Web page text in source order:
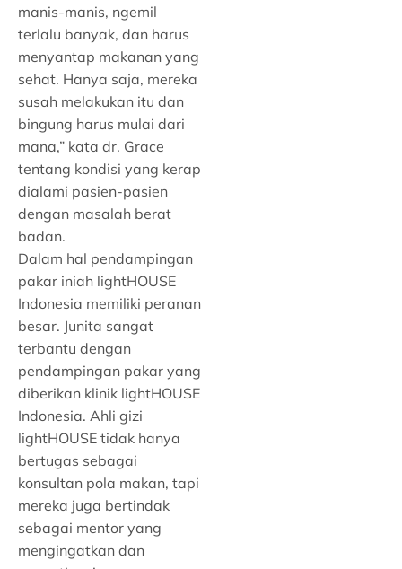
manis-manis, ngemil
terlalu banyak, dan harus
menyantap makanan yang
sehat. Hanya saja, mereka
susah melakukan itu dan
bingung harus mulai dari
mana,” kata dr. Grace
tentang kondisi yang kerap
dialami pasien-pasien
dengan masalah berat
badan.
Dalam hal pendampingan
pakar iniah lightHOUSE
Indonesia memiliki peranan
besar. Junita sangat
terbantu dengan
pendampingan pakar yang
diberikan klinik lightHOUSE
Indonesia. Ahli gizi
lightHOUSE tidak hanya
bertugas sebagai
konsultan pola makan, tapi
mereka juga bertindak
sebagai mentor yang
mengingatkan dan